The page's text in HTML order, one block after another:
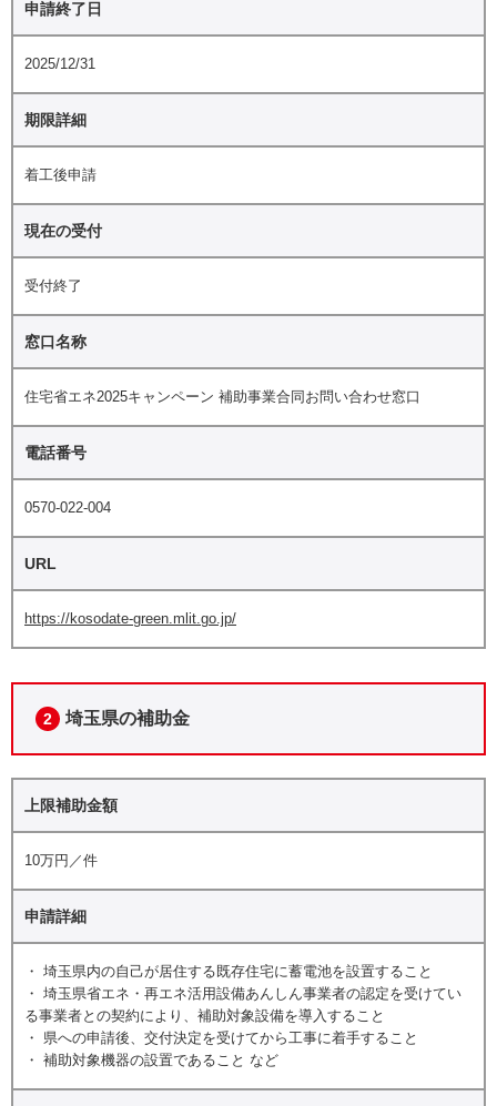
申請終了日
2025/12/31
期限詳細
着工後申請
現在の受付
受付終了
窓口名称
住宅省エネ2025キャンペーン 補助事業合同お問い合わせ窓口
電話番号
0570-022-004
URL
https://kosodate-green.mlit.go.jp/
2 埼玉県の補助金
上限補助金額
10万円／件
申請詳細
・ 埼玉県内の自己が居住する既存住宅に蓄電池を設置すること
・ 埼玉県省エネ・再エネ活用設備あんしん事業者の認定を受けてい
る事業者との契約により、補助対象設備を導入すること
・ 県への申請後、交付決定を受けてから工事に着手すること
・ 補助対象機器の設置であること など